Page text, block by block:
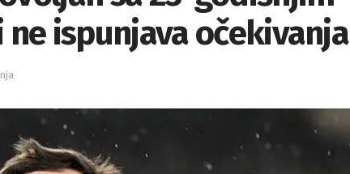
ne ispunjava očekivanja